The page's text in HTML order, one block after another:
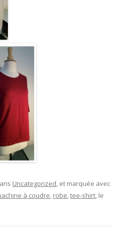
Uncategorized, et marquée avec
à coudre, robe,tee-shirt, le